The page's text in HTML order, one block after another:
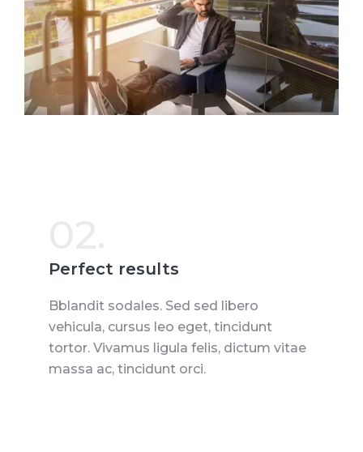
Perfect results
Bblandit sodales. Sed sed libero
vehicula, cursus leo eget, tincidunt
tortor. Vivamus ligula felis, dictum vitae
massa ac, tincidunt orci.